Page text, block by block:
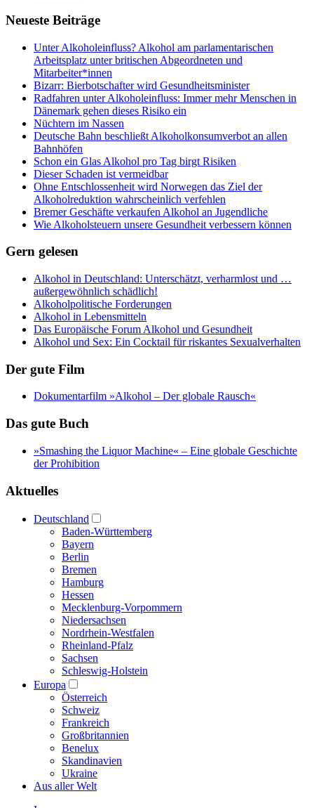
Neueste Beiträge
Unter Alkoholeinfluss? Alkohol am parlamentarischen
Arbeitsplatz unter britischen Abgeordneten und
Mitarbeiter*innen
Bizarr: Bierbotschafter wird Gesundheitsminister
Radfahren unter Alkoholeinfluss: Immer mehr Menschen in
Dänemark gehen dieses Risiko ein
Nüchtern im Nassen
Deutsche Bahn beschließt Alkoholkonsumverbot an allen
Bahnhöfen
Schon ein Glas Alkohol pro Tag birgt Risiken
Dieser Schaden ist vermeidbar
Ohne Entschlossenheit wird Norwegen das Ziel der
Alkoholreduktion wahrscheinlich verfehlen
Bremer Geschäfte verkaufen Alkohol an Jugendliche
Wie Alkoholsteuern unsere Gesundheit verbessern können
Gern gelesen
Alkohol in Deutschland: Unterschätzt, verharmlost und …
außergewöhnlich schädlich!
Alkoholpolitische Forderungen
Alkohol in Lebensmitteln
Das Europäische Forum Alkohol und Gesundheit
Alkohol und Sex: Ein Cocktail für riskantes Sexualverhalten
Der gute Film
Dokumentarfilm »Alkohol – Der globale Rausch«
Das gute Buch
»Smashing the Liquor Machine« ‒ Eine globale Geschichte
der Prohibition
Aktuelles
Deutschland
Baden-Württemberg
Bayern
Berlin
Bremen
Hamburg
Hessen
Mecklenburg-Vorpommern
Niedersachsen
Nordrhein-Westfalen
Rheinland-Pfalz
Sachsen
Schleswig-Holstein
Europa
Österreich
Schweiz
Frankreich
Großbritannien
Benelux
Skandinavien
Ukraine
Aus aller Welt